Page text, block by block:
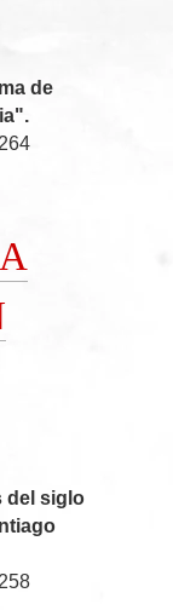
de
del siglo